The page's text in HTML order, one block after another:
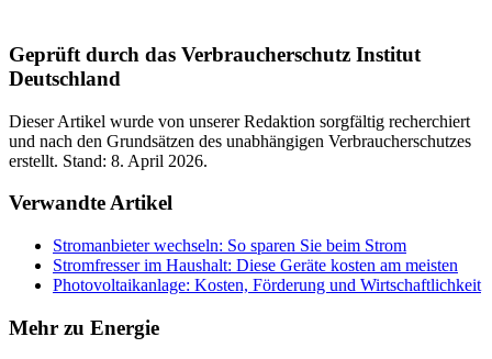
Geprüft durch das Verbraucherschutz Institut
Deutschland
Dieser Artikel wurde von unserer Redaktion sorgfältig recherchiert
und nach den Grundsätzen des unabhängigen Verbraucherschutzes
erstellt. Stand: 8. April 2026.
Verwandte Artikel
Stromanbieter wechseln: So sparen Sie beim Strom
Stromfresser im Haushalt: Diese Geräte kosten am meisten
Photovoltaikanlage: Kosten, Förderung und Wirtschaftlichkeit
Mehr zu Energie